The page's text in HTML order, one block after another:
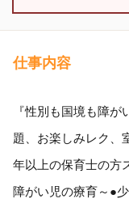
仕事内容
『性別も国境も障
題、お楽しみレク
年以上の保育士の
障がい児の療育～●